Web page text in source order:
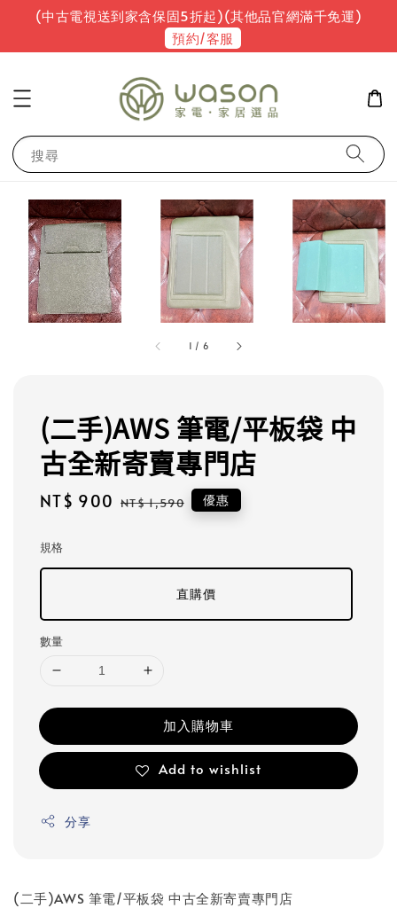
(中古電視送到家含保固5折起)(其他品官網滿千免運)
預約/客服
搜尋
1 / 6
(二手)AWS 筆電/平板袋 中
古全新寄賣專門店
Sale
NT$ 900 Regular
NT$ 1,590 優惠
規格
直購價
數量
加入購物車
Add to wishlist
分享
(二手)AWS 筆電/平板袋 中古全新寄賣專門店